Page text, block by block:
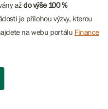
aždo výše 100 %
je přílohou výzvy, kterou
na webu portálu Finance